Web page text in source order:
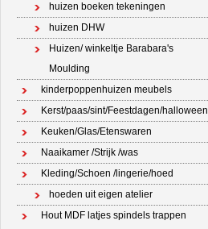
huizen boeken tekeningen
huizen DHW
Huizen/ winkeltje Barabara's
Moulding
kinderpoppenhuizen meubels
Kerst/paas/sint/Feestdagen/halloween
Keuken/Glas/Etenswaren
Naaikamer /Strijk /was
Kleding/Schoen /lingerie/hoed
hoeden uit eigen atelier
Hout MDF latjes spindels trappen